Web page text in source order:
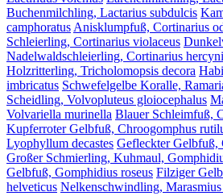
Buchenmilchling, Lactarius subdulcis
camphoratusAnisklumpfuß, Cortinarius
Schleierling, Cortinarius violaceus
Nadelwaldschleierling, Cortinarius
Holzritterling, Tricholomopsis decora
imbricatus Schwefelgelbe Koralle,
Scheidling, Volvopluteus gloiocephalus
Volvariella murinella Blauer Schleimfuß,
Kupferroter Gelbfuß, Chroogomphus
Lyophyllum decastes Gefleckter Gelbfuß,
Großer Schmierling, Kuhmaul,
Gelbfuß, Gomphidius roseus Filziger
helveticus Nelkenschwindling, Marasmius